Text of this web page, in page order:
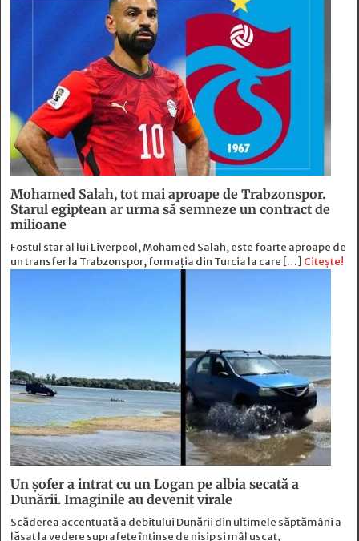
Mohamed Salah, tot mai aproape de Trabzonspor.
Starul egiptean ar urma să semneze un contract de
milioane
Fostul star al lui Liverpool, Mohamed Salah, este foarte aproape de
un transfer la Trabzonspor, formația din Turcia la care […] Citește!
Un șofer a intrat cu un Logan pe albia secată a
Dunării. Imaginile au devenit virale
Scăderea accentuată a debitului Dunării din ultimele săptămâni a
lăsat la vedere suprafețe întinse de nisip și mâl uscat,